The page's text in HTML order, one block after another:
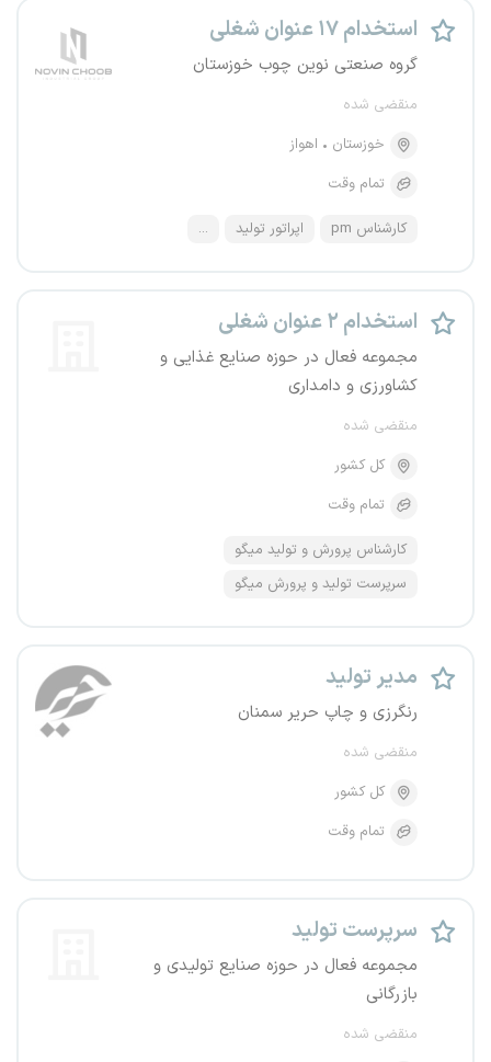
استخدام ۱۷ عنوان شغلی
گروه صنعتی نوین چوب خوزستان
منقضی شده
خوزستان
اهواز
تمام وقت
کارشناس pm اپراتور تولید ...
استخدام ۲ عنوان شغلی
مجموعه فعال در حوزه صنایع غذایی و
کشاورزی و دامداری
منقضی شده
کل کشور
تمام وقت
کارشناس پرورش و تولید میگو
سرپرست تولید و پرورش میگو
مدیر تولید
رنگرزی و چاپ حریر سمنان
منقضی شده
کل کشور
تمام وقت
سرپرست تولید
مجموعه فعال در حوزه صنایع تولیدی و
بازرگانی
منقضی شده